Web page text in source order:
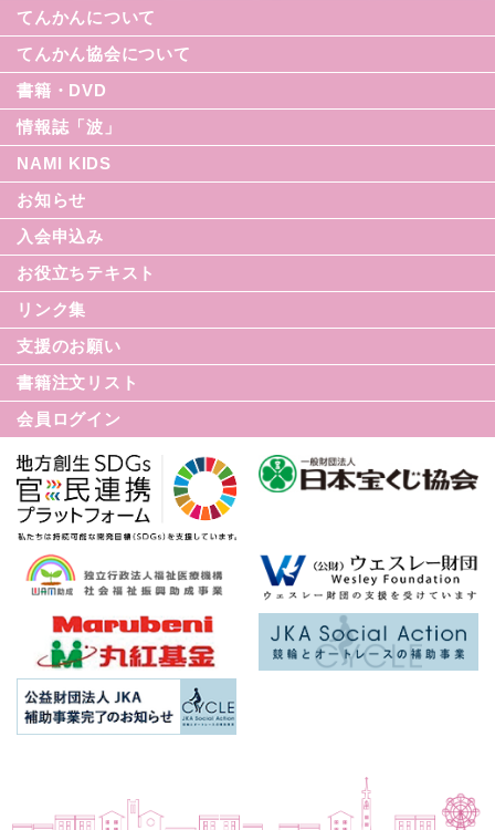
てんかんについて
てんかん協会について
てんかん月間
てんかん基礎講座
世界てんかんの日
書籍・DVD
シリーズ援助の実際
てんかん入門シリーズ
なみセレクション
てんかんのDVD
情報誌「波」
NAMI KIDS
お知らせ
入会申込み
お役立ちテキスト
リンク集
支援のお願い
書籍注文リスト
会員ログイン